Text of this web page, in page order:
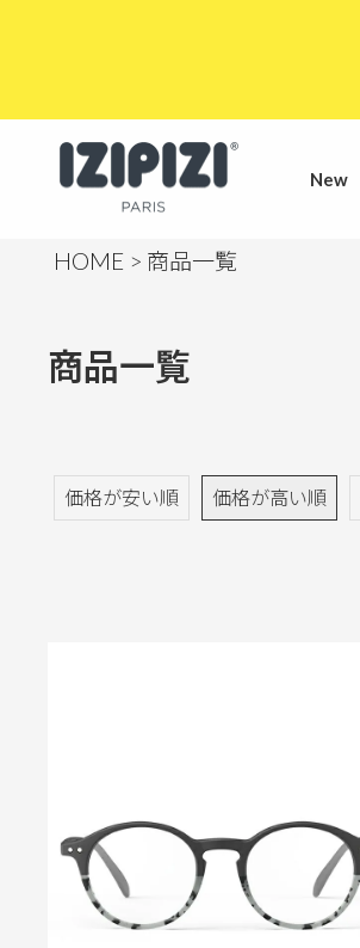
New
HOME 商品一覧
商品一覧
価格が安い順 価格が高い順